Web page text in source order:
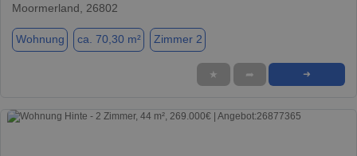
Moormerland, 26802
Wohnung ca. 70,30 m² Zimmer 2
★ ➦ ➜